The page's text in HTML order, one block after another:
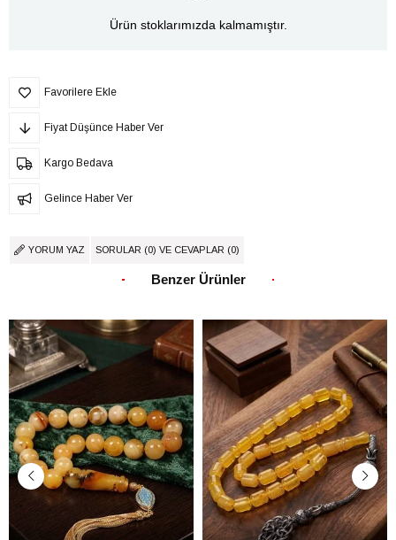
Ürün stoklarımızda kalmamıştır.
Favorilere Ekle
Fiyat Düşünce Haber Ver
Kargo Bedava
Gelince Haber Ver
YORUM YAZ SORULAR (0) VE CEVAPLAR (0)
Benzer Ürünler